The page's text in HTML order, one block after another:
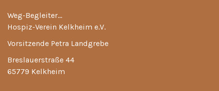
Weg-Begleiter…
Hospiz-Verein Kelkheim e.V.
Vorsitzende Petra Landgrebe
Breslauerstraße 44
65779 Kelkheim